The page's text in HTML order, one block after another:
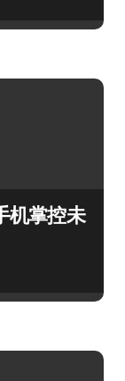
机掌控未